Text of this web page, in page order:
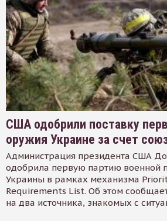
США одобрили поставку
оружия Украине за счет
Администрация президента США
одобрила первую партию военной
Украины в рамках механизма
Requirements List. Об этом
на два источника, знакомых с